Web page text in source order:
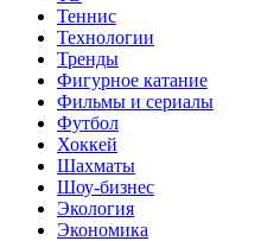
Теннис
Технологии
Тренды
Фигурное катание
Фильмы и сериалы
Футбол
Хоккей
Шахматы
Шоу-бизнес
Экология
Экономика